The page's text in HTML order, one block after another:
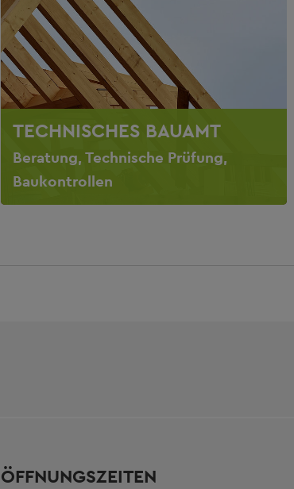
TECHNISCHES BAUAMT
Beratung, Technische Prüfung,
Baukontrollen
ÖFFNUNGSZEITEN